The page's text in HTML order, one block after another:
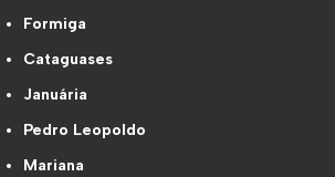
Formiga
Cataguases
Januária
Pedro Leopoldo
Mariana